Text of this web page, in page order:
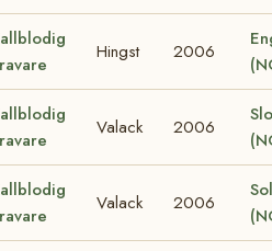
Hingst 2006
Valack 2006
Valack 2006